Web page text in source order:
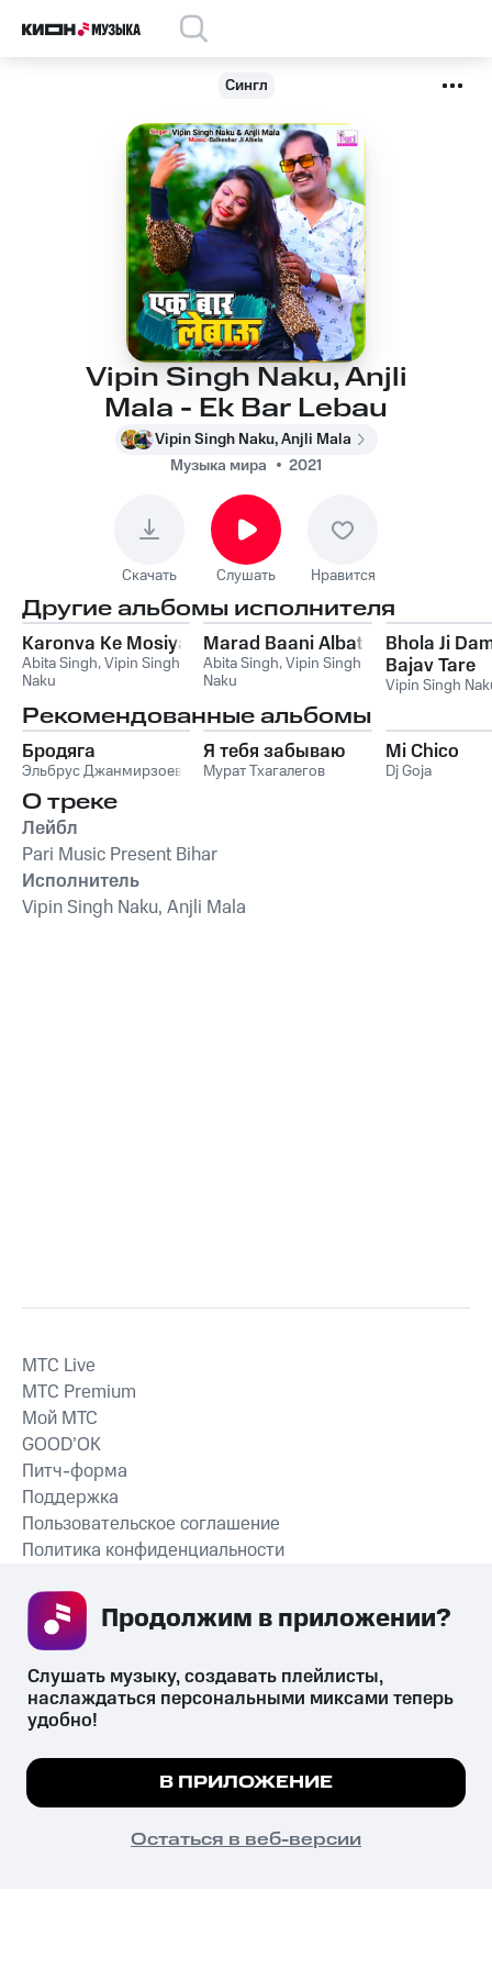
Сингл
Vipin Singh Naku, Anjli
Mala - Ek Bar Lebau
Vipin Singh Naku, Anjli Mala
Музыка мира
2021
Скачать Слушать Нравится
Другие альбомы исполнителя
Karonva Ke Mosiya
Abita Singh,Vipin Singh
Naku
Marad Baani Albat
Abita Singh,Vipin Singh
Naku
Bhola Ji
Bajav Tare
Vipin Singh
Рекомендованные альбомы
Бродяга
Эльбрус Джанмирзоев
Я тебя забываю
Мурат Тхагалегов
Mi Chico
Dj Goja
О треке
Лейбл
Pari Music Present Bihar
Исполнитель
Vipin Singh Naku, Anjli Mala
СКАЧАТЬ ПРИЛОЖЕНИЕ
MTС Live
MTС Premium
Мой МТС
GOOD’OK
Питч-форма
Поддержка
Пользовательское соглашение
Политика конфиденциальности
психотропных веществ, их аналогов причиняет вред здоровью,
их незаконный оборот запрещён и влечёт установленную
законодательством ответственность.
© 2026 ООО «КИОН».
Все права защищены
Мы используем куки, чтобы на сайте все
Подробнее
ПОНЯТНО
Слушать музыку, создавать плейлисты,
наслаждаться персональными миксами теперь
удобно!
В ПРИЛОЖЕНИЕ
Остаться в веб-версии